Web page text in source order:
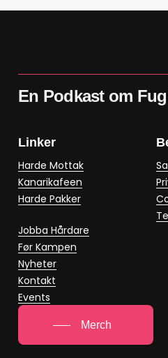
En Podkast om
Linker
Harde Mottak
Kanarikafeen
Harde Pakker
Jobba Hårdare
Før Kampen
Nyheter
Kontakt
Events
Merch